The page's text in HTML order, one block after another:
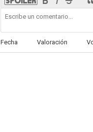
7.5
Fecha Valoración